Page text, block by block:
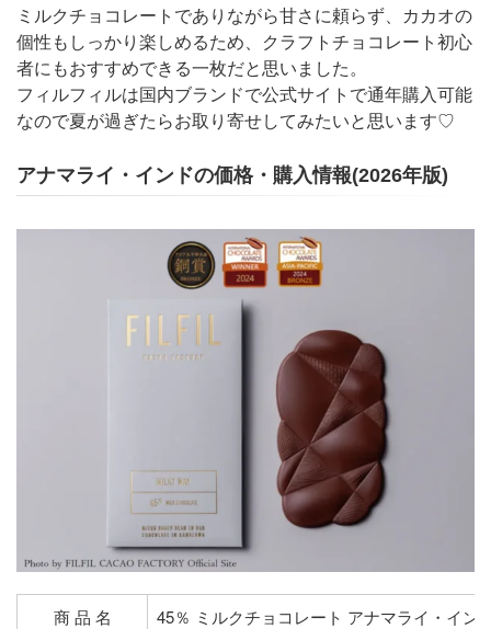
ミルクチョコレートでありながら甘さに頼らず、カカオの
個性もしっかり楽しめるため、クラフトチョコレート初心
者にもおすすめできる一枚だと思いました。
フィルフィルは国内ブランドで公式サイトで通年購入可能
なので夏が過ぎたらお取り寄せしてみたいと思います♡
アナマライ・インドの価格・購入情報(2026年版)
商 品 名 45％ ミルクチョコレート アナマライ・イン